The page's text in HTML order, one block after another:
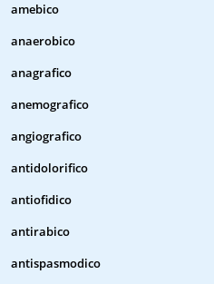
amebico
anaerobico
anagrafico
anemografico
angiografico
antidolorifico
antiofidico
antirabico
antispasmodico